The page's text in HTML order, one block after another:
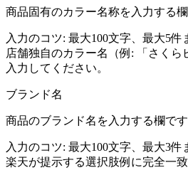
商品固有のカラー名称を入力する欄
入力のコツ: 最大100文字、最大5件
店舗独自のカラー名（例: 「さくら
入力してください。
ブランド名
商品のブランド名を入力する欄です
入力のコツ: 最大100文字、最大3件
楽天が提示する選択肢例に完全一